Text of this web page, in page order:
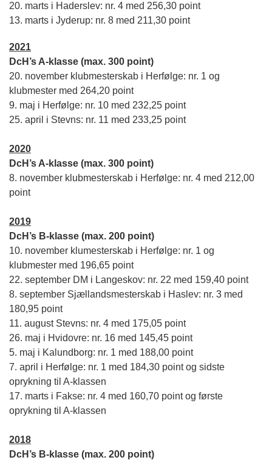
20. marts i Haderslev: nr. 4 med 256,30 point
13. marts i Jyderup: nr. 8 med 211,30 point
2021
DcH’s A-klasse (max. 300 point)
20. november klubmesterskab i Herfølge: nr. 1 og
klubmester med 264,20 point
9. maj i Herfølge: nr. 10 med 232,25 point
25. april i Stevns: nr. 11 med 233,25 point
2020
DcH’s A-klasse (max. 300 point)
8. november klubmesterskab i Herfølge: nr. 4 med 212,00
point
2019
DcH’s B-klasse (max. 200 point)
10. november klumesterskab i Herfølge: nr. 1 og
klubmester med 196,65 point
22. september DM i Langeskov: nr. 22 med 159,40 point
8. september Sjællandsmesterskab i Haslev: nr. 3 med
180,95 point
11. august Stevns: nr. 4 med 175,05 point
26. maj i Hvidovre: nr. 16 med 145,45 point
5. maj i Kalundborg: nr. 1 med 188,00 point
7. april i Herfølge: nr. 1 med 184,30 point og sidste
oprykning til A-klassen
17. marts i Fakse: nr. 4 med 160,70 point og første
oprykning til A-klassen
2018
DcH’s B-klasse (max. 200 point)